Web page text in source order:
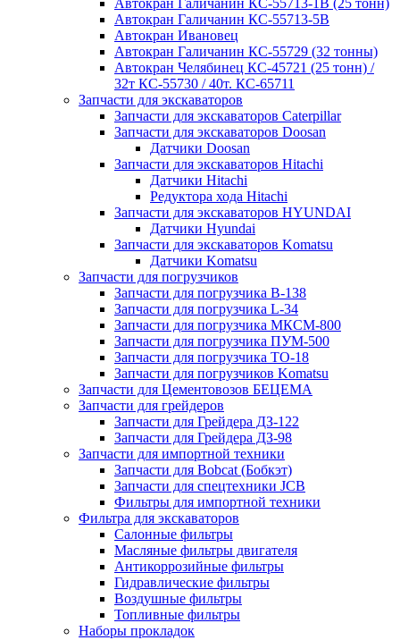
Автокран Галичанин КС-55713-1В (25 тонн)
Автокран Галичанин КС-55713-5В
Автокран Ивановец
Автокран Галичанин КС-55729 (32 тонны)
Автокран Челябинец КС-45721 (25 тонн) /
32т КС-55730 / 40т. КС-65711
Запчасти для экскаваторов
Запчасти для экскаваторов Caterpillar
Запчасти для экскаваторов Doosan
Датчики Doosan
Запчасти для экскаваторов Hitachi
Датчики Hitachi
Редуктора хода Hitachi
Запчасти для экскаваторов HYUNDAI
Датчики Hyundai
Запчасти для экскаваторов Komatsu
Датчики Komatsu
Запчасти для погрузчиков
Запчасти для погрузчика B-138
Запчасти для погрузчика L-34
Запчасти для погрузчика МКСМ-800
Запчасти для погрузчика ПУМ-500
Запчасти для погрузчика ТО-18
Запчасти для погрузчиков Komatsu
Запчасти для Цементовозов БЕЦЕМА
Запчасти для грейдеров
Запчасти для Грейдера ДЗ-122
Запчасти для Грейдера ДЗ-98
Запчасти для импортной техники
Запчасти для Bobcat (Бобкэт)
Запчасти для спецтехники JCB
Фильтры для импортной техники
Фильтра для экскаваторов
Салонные фильтры
Масляные фильтры двигателя
Антикоррозийные фильтры
Гидравлические фильтры
Воздушные фильтры
Топливные фильтры
Наборы прокладок